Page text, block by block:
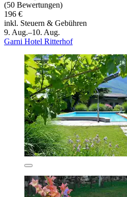
(50 Bewertungen)
196 €
inkl. Steuern & Gebühren
9. Aug.–10. Aug.
Garni Hotel Ritterhof